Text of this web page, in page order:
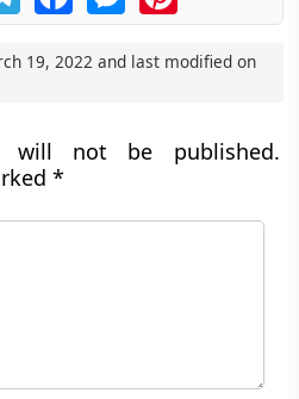
19, 2022 and last modified on
will not be published.
*